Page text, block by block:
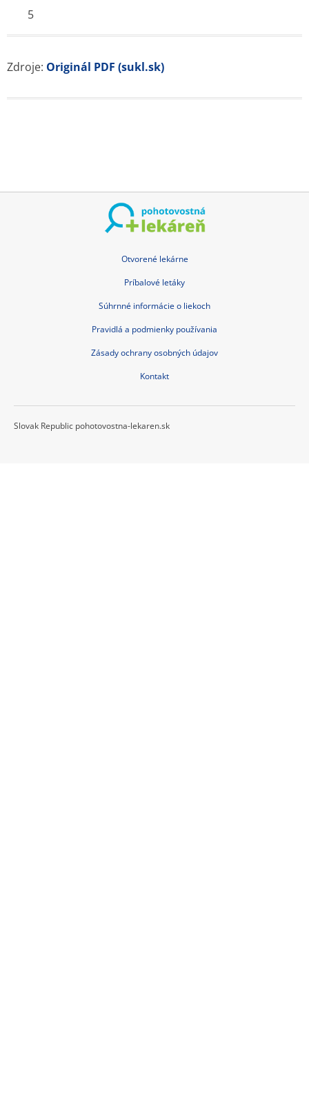
5
Zdroje: Originál PDF (sukl.sk)
Otvorené lekárne
Príbalové letáky
Súhrnné informácie o liekoch
Pravidlá a podmienky používania
Zásady ochrany osobných údajov
Kontakt
Slovak Republic pohotovostna-lekaren.sk